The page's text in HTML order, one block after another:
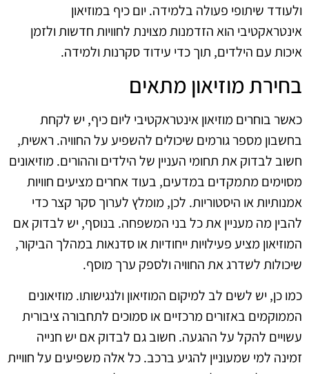
ולעודד שיתופי פעולה בלמידה. יום כיף במוזיאון
אינטראקטיבי הוא הזדמנות מצוינת לחוויות חדשות ולזמן
איכות עם הילדים, תוך כדי עידוד סקרנות ולמידה.
בחירת מוזיאון מתאים
כאשר בוחרים מוזיאון אינטראקטיבי ליום כיף, יש לקחת
בחשבון מספר גורמים שיכולים להשפיע על החוויה. ראשית,
חשוב לבדוק את תחומי העניין של הילדים וההורים. מוזיאונים
מסוימים מתמקדים במדעים, בעוד אחרים מציעים חוויות
אמנותיות או היסטוריות. לכן, מומלץ לערוך סקר קצר כדי
להבין מה מעניין את כל בני המשפחה. בנוסף, יש לבדוק אם
המוזיאון מציע פעילויות ייחודיות או סדנאות במהלך הביקור,
שיכולות לשדרג את החוויה ולספק ערך מוסף.
כמו כן, יש לשים לב למיקום המוזיאון ולנגישותו. מוזיאונים
הממוקמים באזורים מרכזיים או סמוכים לתחבורה ציבורית
עשויים להקל על ההגעה. חשוב גם לבדוק אם יש חנייה
זמינה למי שמעוניין להגיע ברכב. כל אלה משפיעים על חוויית